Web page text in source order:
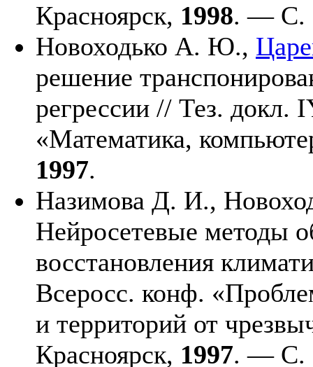
Красноярск, 1998. — С.
Новоходько А. Ю.,
решение
регрессии // Тез. докл.
«Математика,
1997.
Назимова Д. И.,
Нейросетевые методы
восстановления
Всеросс. конф.
и территорий от
Красноярск, 1997. — С.